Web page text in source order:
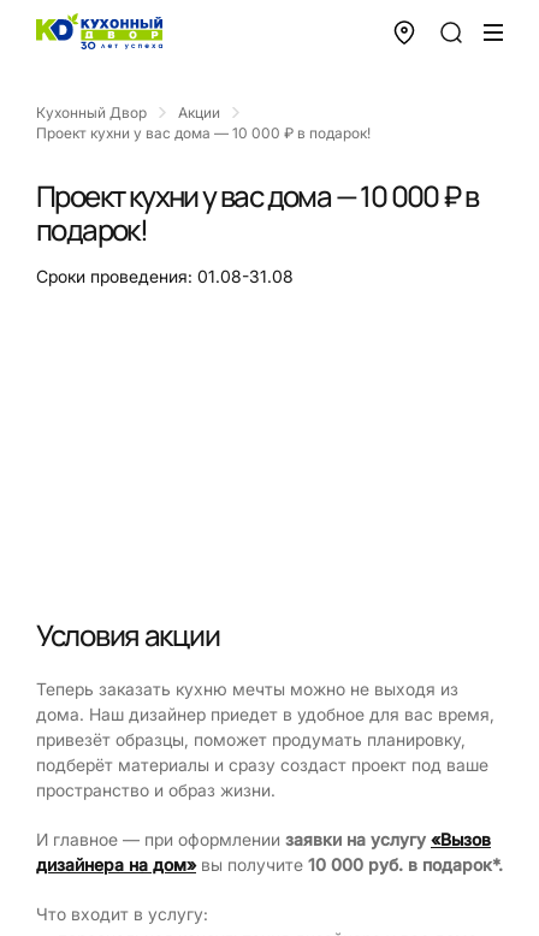
Кухонный Двор
Акции
Проект кухни у вас дома — 10 000 ₽ в подарок!
Проект кухни у вас дома — 10 000 ₽ в
подарок!
Сроки проведения: 01.08-31.08
Условия акции
Теперь заказать кухню мечты можно не выходя из
дома. Наш дизайнер приедет в удобное для вас время,
привезёт образцы, поможет продумать планировку,
подберёт материалы и сразу создаст проект под ваше
пространство и образ жизни.
И главное — при оформлении заявки на услугу «Вызов
дизайнера на дом»вы получите 10 000 руб. в подарок*.
Что входит в услугу: